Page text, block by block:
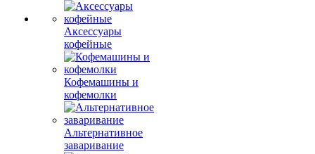
Аксессуары
кофейные
Кофемашины и
кофемолки
Альтернативное
заваривание